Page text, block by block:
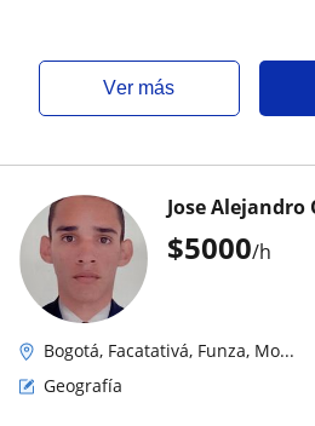
ver más
$5000/h
Jose
Bogotá, Facatativá, Funza, Mo...
Geografía